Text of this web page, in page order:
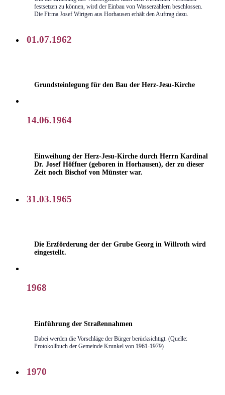
festsetzen zu können, wird der Einbau von Wasserzählern beschlossen.
Die Firma Josef Wirtgen aus Horhausen erhält den Auftrag dazu.
01.07.1962
Grundsteinlegung für den Bau der Herz-Jesu-Kirche
14.06.1964
Einweihung der Herz-Jesu-Kirche durch Herrn Kardinal
Dr. Josef Höffner (geboren in Horhausen), der zu dieser
Zeit noch Bischof von Münster war.
31.03.1965
Die Erzförderung der der Grube Georg in Willroth wird
eingestellt.
1968
Einführung der Straßennahmen
Dabei werden die Vorschläge der Bürger berücksichtigt. (Quelle:
Protokollbuch der Gemeinde Krunkel von 1961-1979)
1970